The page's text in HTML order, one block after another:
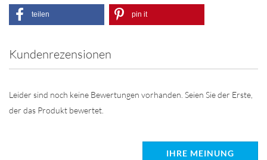
teilen pin it
Kundenrezensionen
Leider sind noch keine Bewertungen vorhanden. Seien Sie der Erste,
der das Produkt bewertet.
IHRE MEINUNG